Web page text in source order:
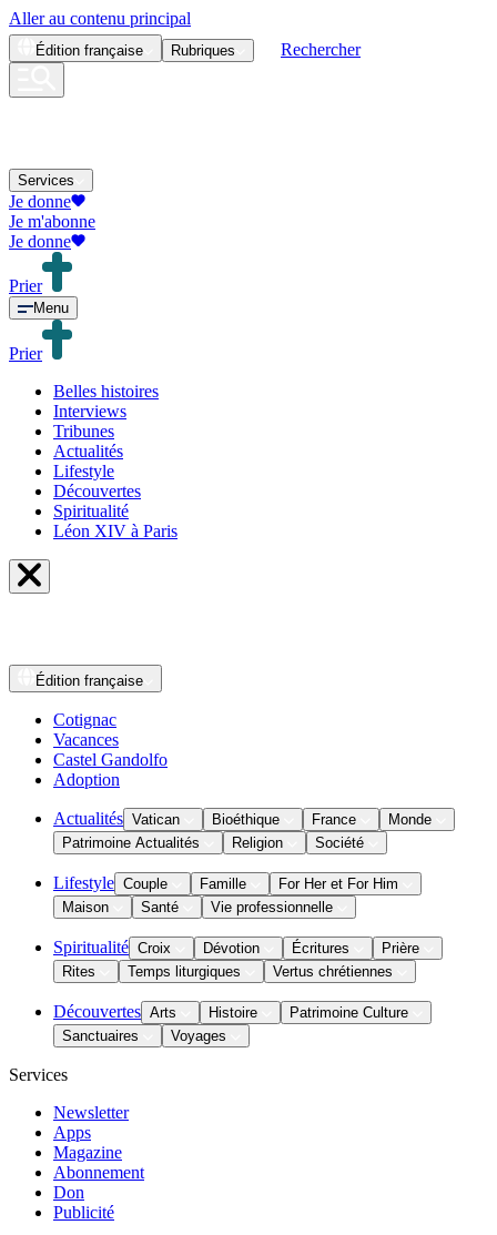
Aller au contenu principal
Édition française Rubriques Rechercher
Services
Je donne
Je m'abonne
Je donne
Prier
Menu
Prier
Belles histoires
Interviews
Tribunes
Actualités
Lifestyle
Découvertes
Spiritualité
Léon XIV à Paris
Édition française
Cotignac
Vacances
Castel Gandolfo
Adoption
Actualités Vatican Bioéthique France
Monde
Patrimoine Actualités
Religion Société
Lifestyle Couple Famille
For Her et For Him
Maison
Santé Vie professionnelle
Spiritualité Croix Dévotion Écritures
Prière
Rites
Temps liturgiques Vertus chrétiennes
Découvertes Arts Histoire
Patrimoine Culture
Sanctuaires
Voyages
Services
Newsletter
Apps
Magazine
Abonnement
Don
Publicité